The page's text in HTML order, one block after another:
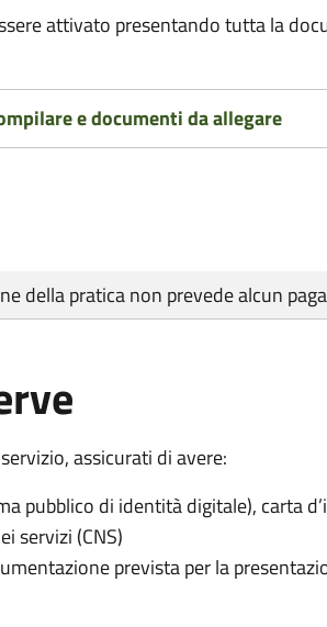
attivato presentando tutta la
e documenti da allegare
della pratica non prevede alcun
assicurati di avere:
pubblico di identità digitale), carta
servizi (CNS)
prevista per la